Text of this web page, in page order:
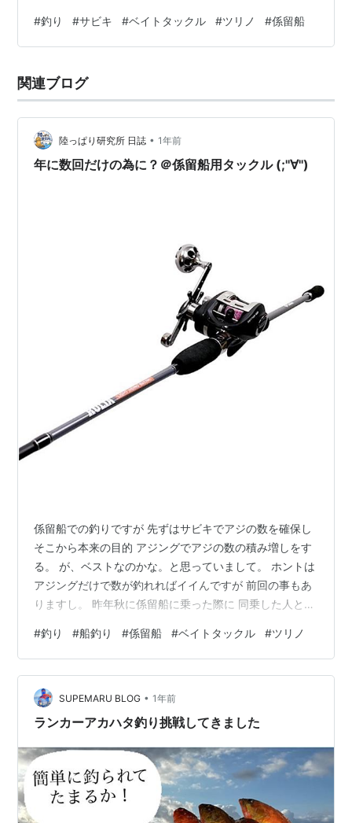
ですからね。 ぶっちゃけ何でもイイっちゃイイんですよ
(￣▽￣;) 条件としては、ロッドは2ｍ位のもの。 出来た
ので 後先考えず頼んでしまいました(;^_^A 安セットです
からね。 それなりに重たいです。 ただ、年に数回。 し…
#釣り #サビキ #ベイトタックル #ツリノ #係留船
関連ブログ
陸っぱり研究所 日誌 • 1年前
年に数回だけの為に？＠係留船用タックル (;''∀'')
係留船での釣りですが 先ずはサビキでアジの数を確保し
そこから本来の目的 アジングでアジの数の積み増しをす
る。 が、ベストなのかな。と思っていまして。 ホントは
アジングだけで数が釣れればイイんですが 前回の事もあ
りますし。 昨年秋に係留船に乗った際に 同乗した人と話
の人も言っていたことから イヤだけどサビキで数を確保
し ジックリとアジングを楽しむ！が ベストなのかなと結
論づけました。 ただ、船上でやるサビキ。 ワタシが持っ
ているロッドだと長いんですよね。 この前は9フィート
のシーバスロッドでやったんですけど。 9フィー
#釣り #船釣り #係留船 #ベイトタックル #ツリノ
SUPEMARU BLOG • 1年前
ランカーアカハタ釣り挑戦してきました